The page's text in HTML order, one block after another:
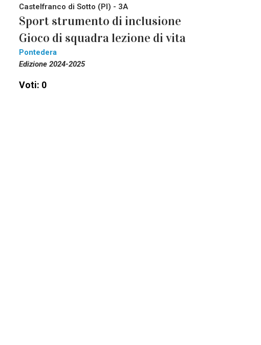
Castelfranco di Sotto (PI) - 3A
Sport strumento di inclusione
Gioco di squadra lezione di vita
Pontedera
Edizione 2024-2025
Voti: 0